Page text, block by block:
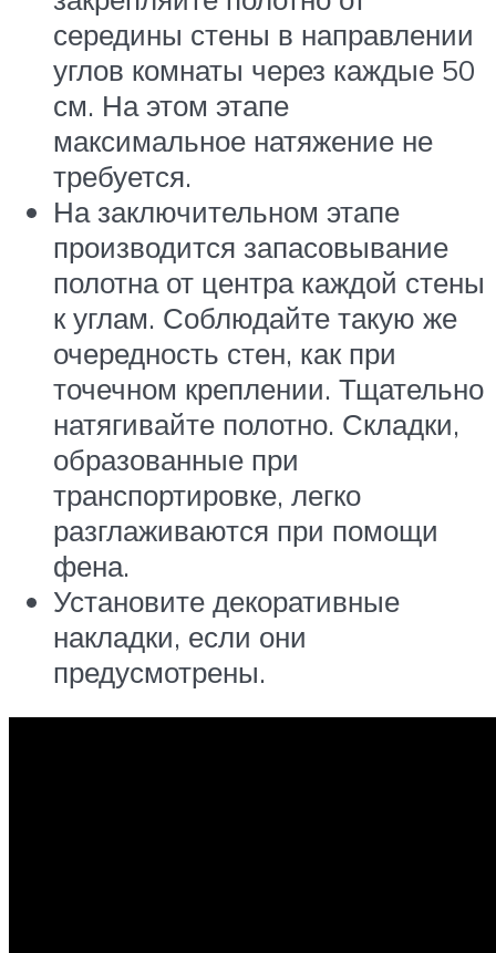
середины стены в направлении
углов комнаты через каждые 50
см. На этом этапе
максимальное натяжение не
требуется.
На заключительном этапе
производится запасовывание
полотна от центра каждой стены
к углам. Соблюдайте такую же
очередность стен, как при
точечном креплении. Тщательно
натягивайте полотно. Складки,
образованные при
транспортировке, легко
разглаживаются при помощи
фена.
Установите декоративные
накладки, если они
предусмотрены.